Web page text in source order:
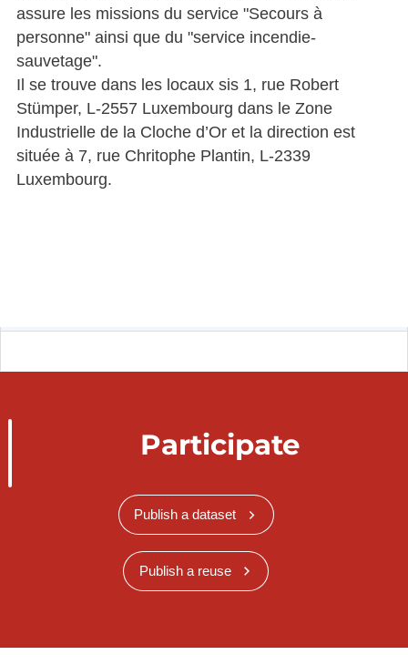
assure les missions du service "Secours à
personne" ainsi que du "service incendie-
sauvetage".
Il se trouve dans les locaux sis 1, rue Robert
Stümper, L-2557 Luxembourg dans le Zone
Industrielle de la Cloche d’Or et la direction est
située à 7, rue Chritophe Plantin, L-2339
Luxembourg.
Participate
Publish a dataset
Publish a reuse